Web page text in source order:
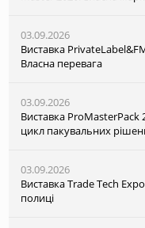
03.09.2026
Виставка
Власна перевага
03.09.2026
Виставка ProMasterPack
цикл пакувальних
03.09.2026
Виставка Trade Tech
полиці